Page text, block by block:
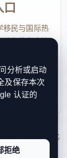
口
移民与国际热
助海外华人快
、投稿与权
本网站持续优化
品牌信任感和
分析或启动
及保存本次
认证的
拒绝